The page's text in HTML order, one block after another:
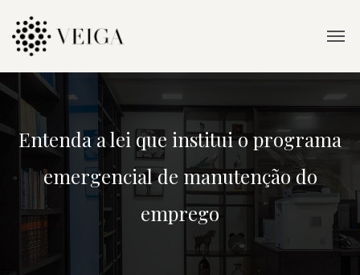
Entenda a lei que institui o programa
emergencial de manutenção do
emprego